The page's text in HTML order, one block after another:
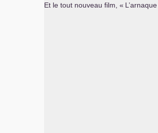
Et le tout nouveau film, « L’arnaque